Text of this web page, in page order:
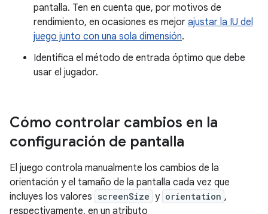
pantalla. Ten en cuenta que, por motivos de
rendimiento, en ocasiones es mejor ajustar la IU del
juego junto con una sola dimensión.
Identifica el método de entrada óptimo que debe
usar el jugador.
Cómo controlar cambios en la
configuración de pantalla
El juego controla manualmente los cambios de la
orientación y el tamaño de la pantalla cada vez que
incluyes los valores screenSize y orientation ,
respectivamente, en un atributo